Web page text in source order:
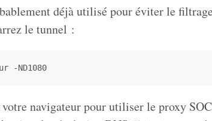
déjà utilisé pour éviter le
le tunnel :
navigateur pour utiliser le proxy